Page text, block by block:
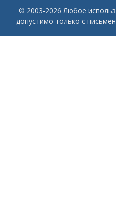
© 2003-2026 Любое
допустимо только с